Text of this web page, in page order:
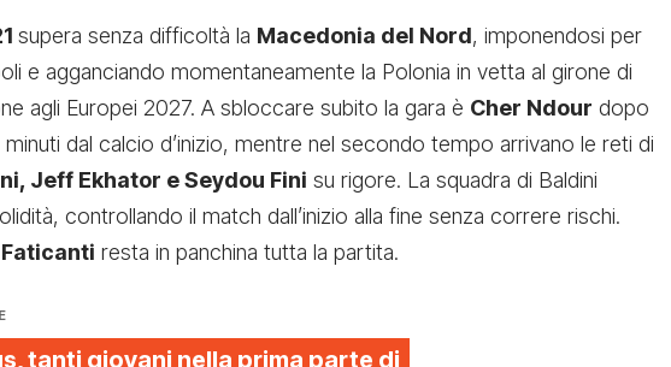
supera senza difficoltà la Macedonia del Nord, imponendosi per
e agganciando momentaneamente la Polonia in vetta al girone di
agli Europei 2027. A sbloccare subito la gara è Cher Ndour dopo
dal calcio d’inizio, mentre nel secondo tempo arrivano le reti di
Jeff Ekhator e Seydou Fini su rigore. La squadra di Baldini
controllando il match dall’inizio alla fine senza correre rischi.
resta in panchina tutta la partita.
tanti giovani nella prima parte di